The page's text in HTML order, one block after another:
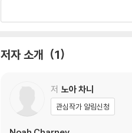
사람들에게 작품 앞에 멈춰 서서 더
g, informative and informed
ages at a reader and expecting
저자 소개 1
저 노아 차니
관심작가 알림신청